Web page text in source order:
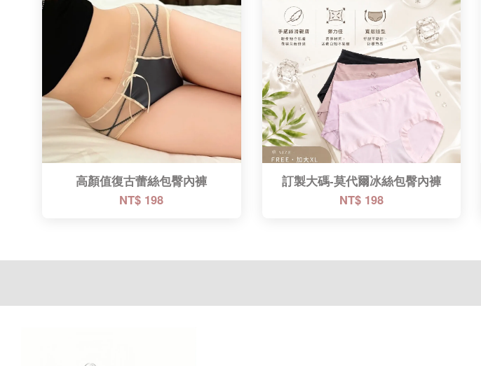
高顏值復古蕾絲包臀內褲
NT$ 198
訂製大碼-莫代爾冰絲包臀內褲
NT$ 198